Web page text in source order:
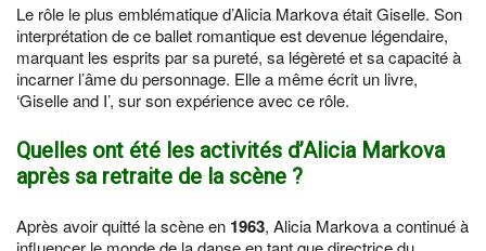
Le rôle le plus emblématique d’Alicia Markova était Giselle. Son
interprétation de ce ballet romantique est devenue légendaire,
marquant les esprits par sa pureté, sa légèreté et sa capacité à
incarner l’âme du personnage. Elle a même écrit un livre,
‘Giselle and I’, sur son expérience avec ce rôle.
Quelles ont été les activités d’Alicia Markova
après sa retraite de la scène ?
Après avoir quitté la scène en 1963, Alicia Markova a continué à